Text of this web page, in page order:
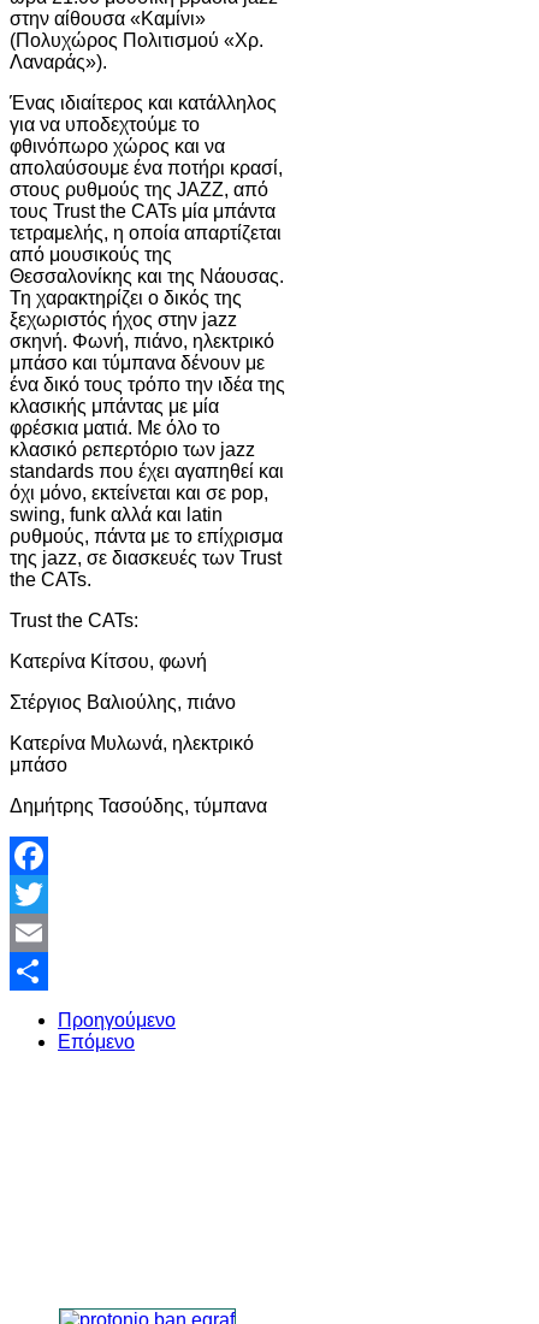
στην αίθουσα «Καμίνι»
(Πολυχώρος Πολιτισμού «Χρ.
Λαναράς»).
Ένας ιδιαίτερος και κατάλληλος
για να υποδεχτούμε το
φθινόπωρο χώρος και να
απολαύσουμε ένα ποτήρι κρασί,
στους ρυθμούς της JAZZ, από
τους Trust the CATs μία μπάντα
τετραμελής, η οποία απαρτίζεται
από μουσικούς της
Θεσσαλονίκης και της Νάουσας.
Τη χαρακτηρίζει ο δικός της
ξεχωριστός ήχος στην jazz
σκηνή. Φωνή, πιάνο, ηλεκτρικό
μπάσο και τύμπανα δένουν με
ένα δικό τους τρόπο την ιδέα της
κλασικής μπάντας με μία
φρέσκια ματιά. Με όλο το
κλασικό ρεπερτόριο των jazz
standards που έχει αγαπηθεί και
όχι μόνο, εκτείνεται και σε pop,
swing, funk αλλά και latin
ρυθμούς, πάντα με το επίχρισμα
της jazz, σε διασκευές των Trust
the CATs.
Trust the CATs:
Κατερίνα Κίτσου, φωνή
Στέργιος Βαλιούλης, πιάνο
Κατερίνα Μυλωνά, ηλεκτρικό
μπάσο
Δημήτρης Τασούδης, τύμπανα
Facebook
Twitter
Email
Share
Προηγούμενο
Επόμενο